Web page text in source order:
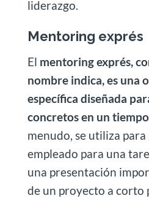
liderazgo.
Mentoring exprés
El mentoring exprés,
nombre indica, es una
específica diseñada
concretos en un
menudo, se utiliza
empleado para una
una presentación
de un proyecto a corto